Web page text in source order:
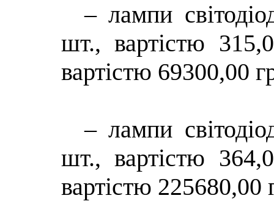
– лампи
шт., вартістю
вартістю 69300,00
– лампи
шт., вартістю
вартістю 225680,00